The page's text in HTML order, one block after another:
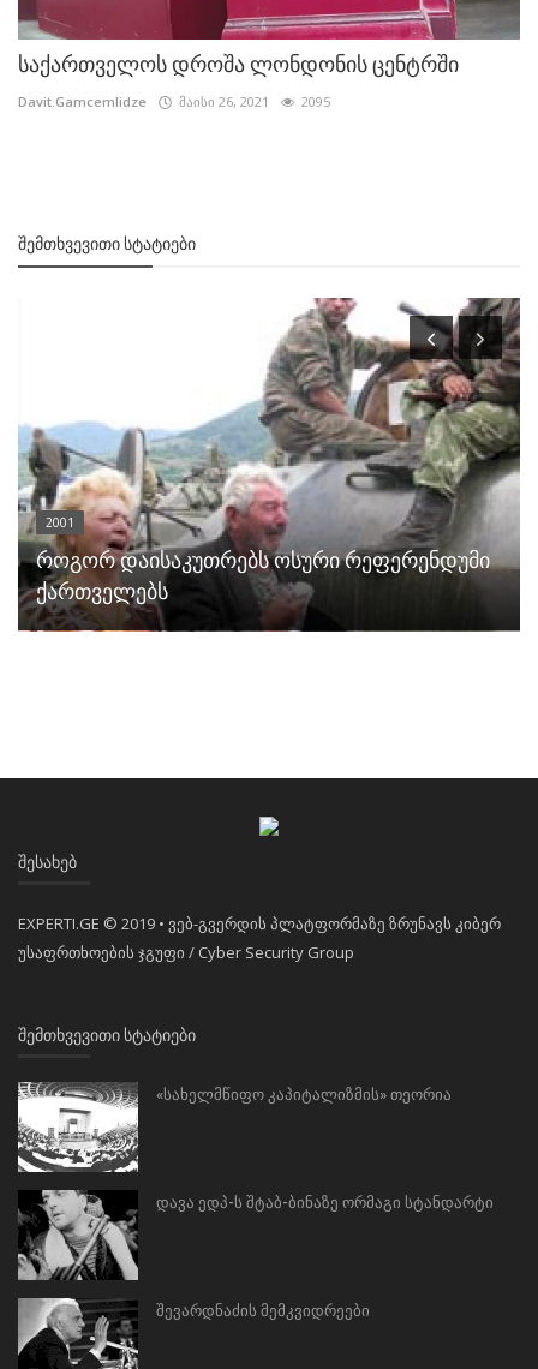
საქართველოს დროშა ლონდონის ცენტრში
Davit.Gamcemlidze მაისი 26, 2021 2095
ᲨᲔᲛᲗᲮᲕᲔᲕᲘᲗᲘ ᲡᲢᲐᲢᲘᲔᲑᲘ
2001
როგორ დაისაკუთრებს ოსური რეფერენდუმი
ქართველებს
ᲨᲔᲡᲐᲮᲔᲑ
EXPERTI.GE © 2019 • ვებ-გვერდის პლატფორმაზე ზრუნავს კიბერ
უსაფრთხოების ჯგუფი / Cyber Security Group
ᲨᲔᲛᲗᲮᲕᲔᲕᲘᲗᲘ ᲡᲢᲐᲢᲘᲔᲑᲘ
«სახელმწიფო კაპიტალიზმის» თეორია
დავა ედპ-ს შტაბ-ბინაზე ორმაგი სტანდარტი
შევარდნაძის მემკვიდრეები